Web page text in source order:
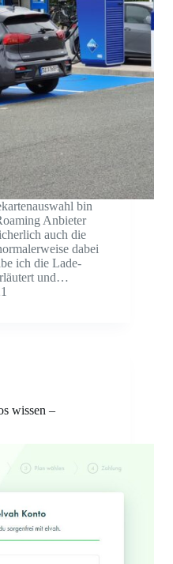
bin
Anbieter
auch die
dabei
ich die Lade-
und…
wissen –